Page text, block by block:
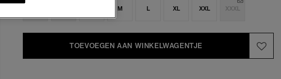
M L XL XXL XXXL
TOEVOEGEN AAN WINKELWAGENTJE